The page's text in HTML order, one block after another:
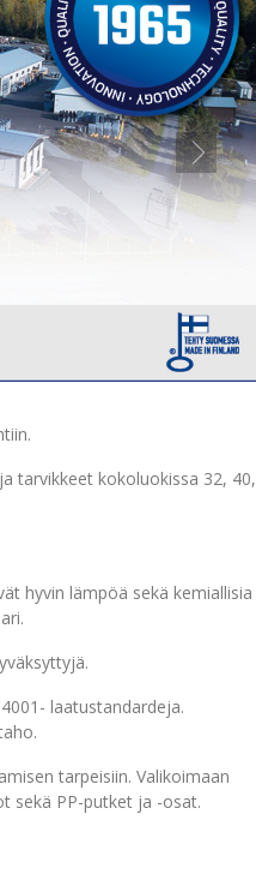
tarvikkeet kokoluokissa 32, 40,
hyvin lämpöä sekä kemiallisia
laatustandardeja.
tarpeisiin. Valikoimaan
sekä PP-putket ja -osat.